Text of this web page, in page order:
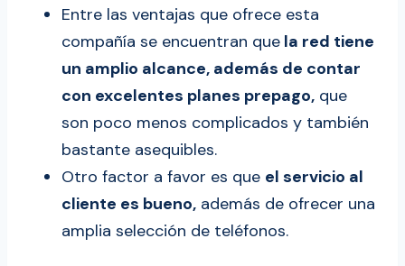
Entre las ventajas que ofrece esta
compañía se encuentran que la red tiene
un amplio alcance, además de contar
con excelentes planes prepago, que
son poco menos complicados y también
bastante asequibles.
Otro factor a favor es que el servicio al
cliente es bueno, además de ofrecer una
amplia selección de teléfonos.